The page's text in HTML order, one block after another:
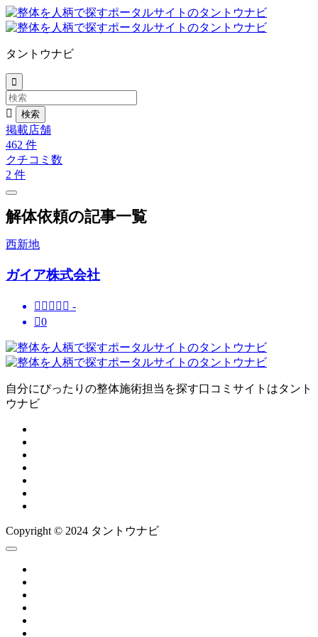
タントウナビ


掲載店舗
462 件
クチコミ数
2 件
解体依頼の記事一覧
西新地
ガイア株式会社
     -
0
自分にぴったりの整体施術担当を探す口コミサイトはタント
ウナビ
Copyright © 2024 タントウナビ